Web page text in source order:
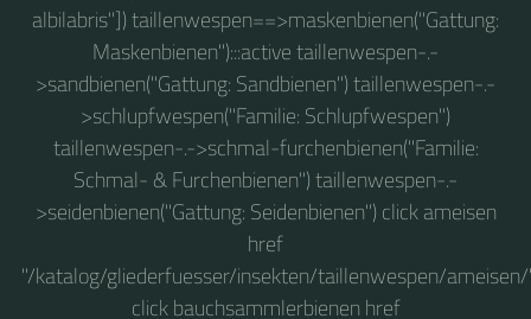
albilabris"]) taillenwespen==>maskenbienen("Gattung:
Maskenbienen"):::active taillenwespen-.-
>sandbienen("Gattung: Sandbienen") taillenwespen-.-
>schlupfwespen("Familie: Schlupfwespen")
taillenwespen-.->schmal-furchenbienen("Familie:
Schmal- & Furchenbienen") taillenwespen-.-
>seidenbienen("Gattung: Seidenbienen") click ameisen
href
"/katalog/gliederfuesser/insekten/taillenwespen/
click bauchsammlerbienen href